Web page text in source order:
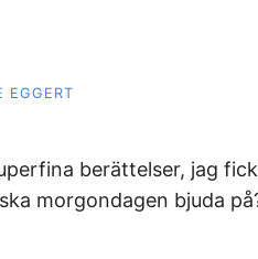
EGGERT
berättelser, jag
morgondagen bjuda